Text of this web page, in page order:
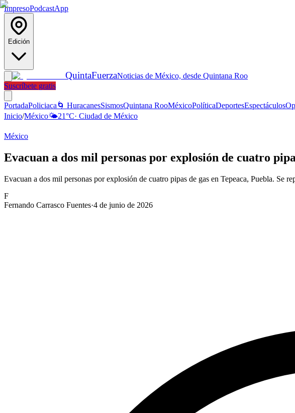
ImpresoPodcastApp
Edición
QuintaFuerzaNoticias de México, desde Quintana Roo
Suscríbete gratis
PortadaPoliciaca 🌀 HuracanesSismosQuintana RooMéxicoPolíticaDeportesEspectáculos
Inicio/México🌤️21°C· Ciudad de México
México
Evacuan a dos mil personas por explosión de cuatro
Evacuan a dos mil personas por explosión de cuatro pipas de gas en Tepeaca, Puebla. Se
F
Fernando Carrasco Fuentes·4 de junio de 2026